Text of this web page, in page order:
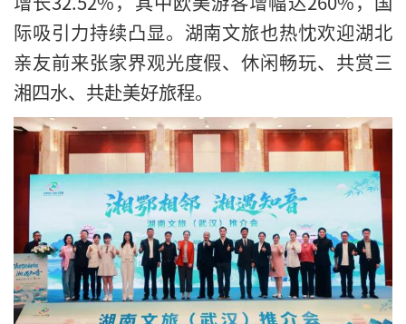
际吸引力持续凸显。湖南文旅也热忱欢迎湖北
亲友前来张家界观光度假、休闲畅玩、共赏三
湘四水、共赴美好旅程。